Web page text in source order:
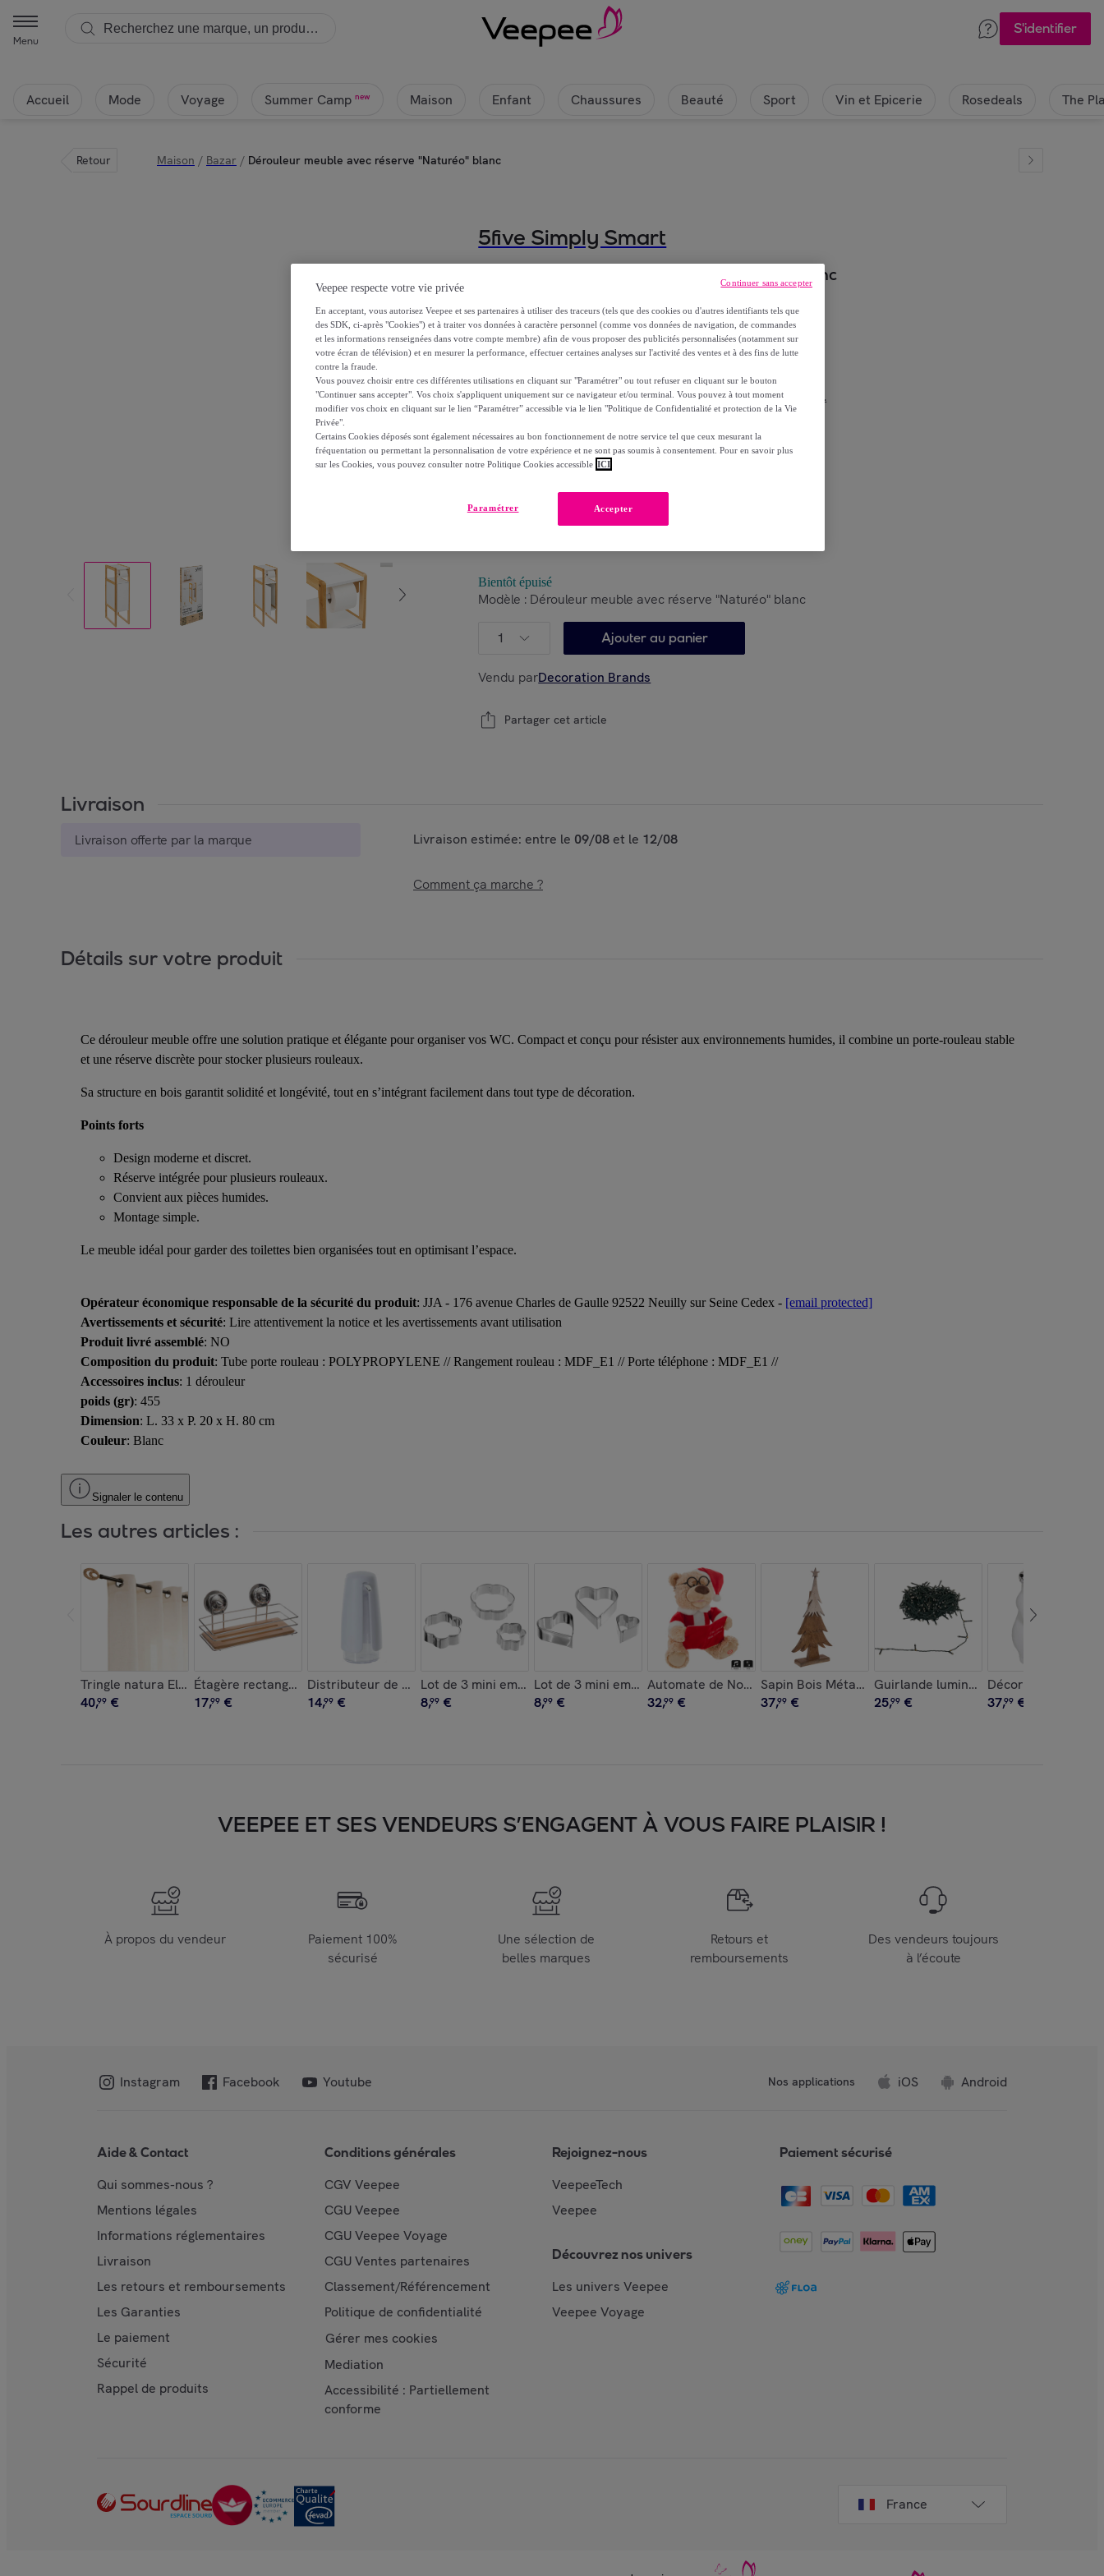
Menu
S'identifier
Accueil Mode Voyage Summer Camp new Maison Enfant Chaussures Beauté Sport Vin et Epicerie Rosedeals The
Retour Maison / Bazar / Dérouleur meuble avec réserve "Naturéo" blanc
5five Simply Smart
Dérouleur meuble avec réserve "Naturéo" blanc
44,99 €
dontéco-part.: 0,37 €
Reprise possible de votre ancien produit,voir les conditions.
Choisissez votre modèle
Bientôt épuisé
Modèle : Dérouleur meuble avec réserve "Naturéo" blanc
1 Ajouter au panier
Vendu parDecoration Brands
Partager cet article
Livraison
Livraison offerte par la marque Livraison estimée: entre le 09/08 et le 12/08
Comment ça marche ?
Détails sur votre produit
Ce dérouleur meuble offre une solution pratique et élégante pour organiser vos WC. Compact et conçu pour résister aux environnements humides, il combine un porte-rouleau stable
et une réserve discrète pour stocker plusieurs rouleaux.
Sa structure en bois garantit solidité et longévité, tout en s’intégrant facilement dans tout type de décoration.
Points forts
Design moderne et discret.
Réserve intégrée pour plusieurs rouleaux.
Convient aux pièces humides.
Montage simple.
Le meuble idéal pour garder des toilettes bien organisées tout en optimisant l’espace.
Opérateur économique responsable de la sécurité du produit: JJA - 176 avenue Charles de Gaulle 92522 Neuilly sur Seine Cedex - [email protected]
Avertissements et sécurité: Lire attentivement la notice et les avertissements avant utilisation
Produit livré assemblé: NO
Composition du produit: Tube porte rouleau : POLYPROPYLENE // Rangement rouleau : MDF_E1 // Porte téléphone : MDF_E1 //
Accessoires inclus: 1 dérouleur
poids (gr): 455
Dimension: L. 33 x P. 20 x H. 80 cm
Couleur: Blanc
Signaler le contenu
Les autres articles :
Tringle natura Elli210-380, noir en métal
40,99 €
Étagère rectangulaire chrome en métal et bambou
17,99 €
Distributeur de Savon Boreal
14,99 €
Lot de 3 mini emporte pièces
8,99 €
Lot de 3 mini emporte pièces
8,99 €
Automate de Noël Ours qui lit
32,99 €
Sapin Bois Métal Piqué
37,99 €
Guirlande lumineuse extérieure
25,99 € 37,99 €
VEEPEE ET SES VENDEURS S’ENGAGENT À VOUS FAIRE PLAISIR !
À propos du vendeur
Paiement 100%
sécurisé
Une sélection de
belles marques
Retours et
remboursements
Des vendeurs toujours
à l’écoute
Instagram Facebook Youtube Nos applications iOS Android
Aide & Contact
Qui sommes-nous ?
Mentions légales
Informations réglementaires
Livraison
Les retours et remboursements
Les Garanties
Le paiement
Sécurité
Rappel de produits
Conditions générales
CGV Veepee
CGU Veepee
CGU Veepee Voyage
CGU Ventes partenaires
Classement/Référencement
Politique de confidentialité
Gérer mes cookies
Mediation
Accessibilité : Partiellement
conforme
Rejoignez-nous
VeepeeTech
Veepee
Découvrez nos univers
Les univers Veepee
Veepee Voyage
Paiement sécurisé
France
Veepee respecte votre vie privée
En acceptant, vous autorisez Veepee et ses partenaires à utiliser des traceurs (tels que des cookies ou d'autres identifiants tels que
des SDK, ci-après "Cookies") et à traiter vos données à caractère personnel (comme vos données de navigation, de commandes
et les informations renseignées dans votre compte membre) afin de vous proposer des publicités personnalisées (notamment sur
votre écran de télévision) et en mesurer la performance, effectuer certaines analyses sur l'activité des ventes et à des fins de lutte
contre la fraude.
Vous pouvez choisir entre ces différentes utilisations en cliquant sur "Paramétrer" ou tout refuser en cliquant sur le bouton
"Continuer sans accepter". Vos choix s'appliquent uniquement sur ce navigateur et/ou terminal. Vous pouvez à tout moment
modifier vos choix en cliquant sur le lien “Paramétrer” accessible via le lien "Politique de Confidentialité et protection de la Vie
Privée".
Certains Cookies déposés sont également nécessaires au bon fonctionnement de notre service tel que ceux mesurant la
fréquentation ou permettant la personnalisation de votre expérience et ne sont pas soumis à consentement. Pour en savoir plus
sur les Cookies, vous pouvez consulter notre Politique Cookies accessible ICI
Accepter
Paramétrer
Continuer sans accepter